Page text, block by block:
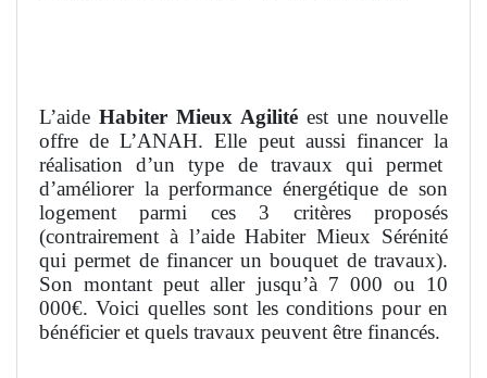
L’aide Habiter Mieux Agilité est une nouvelle
offre de L’ANAH. Elle peut aussi financer la
réalisation d’un type de travaux qui permet
d’améliorer la performance énergétique de son
logement parmi ces 3 critères proposés
(contrairement à l’aide Habiter Mieux Sérénité
qui permet de financer un bouquet de travaux).
Son montant peut aller jusqu’à 7 000 ou 10
000€. Voici quelles sont les conditions pour en
bénéficier et quels travaux peuvent être financés.